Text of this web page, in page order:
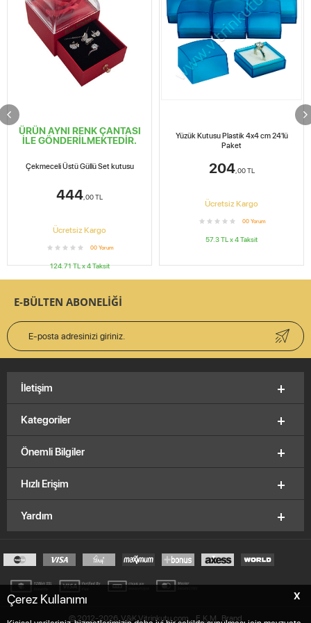
X
Çerez Kullanımı
ÜRÜN AYNI RENK ÇANTASI
İLE GÖNDERİLMEKTEDİR.
Çekmeceli Üstü Güllü Set kutusu
444,00TL
Ücretsiz Kargo
00 Yorum
124.71TL x4Taksit
Yüzük Kutusu Plastik 4x4 cm 24'lü
Paket
204,00TL
Ücretsiz Kargo
00 Yorum
57.3TL x4Taksit
E-BÜLTEN ABONELİĞİ
Kategoriler
Önemli Bilgiler
Hızlı Erişim
Yardım
© 2012-2026, V&K Vitrinkutu.com, E.K.M Brand
İletişim